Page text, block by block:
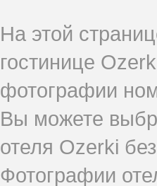
На этой
гостинице
фотографии
Вы можете
отеля Ozerki
Фотографии